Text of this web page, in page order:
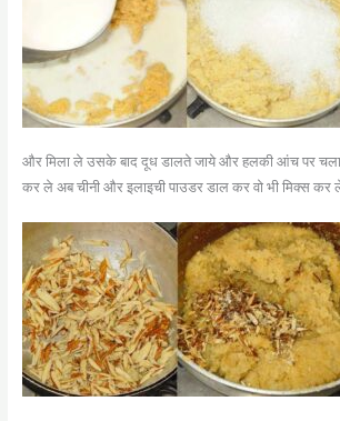
और मिला ले उसके बाद दूध डालते जाये और हलकी आंच पर
कर ले अब चीनी और इलाइची पाउडर डाल कर वो भी मिक्स कर ले